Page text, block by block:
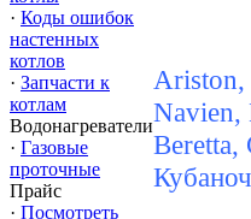
· Коды ошибок
настенных
котлов
· Запчасти к
котлам
Водонагреватели
· Газовые
проточные
Прайс
· Посмотреть
Ariston,
Navien,
Beretta,